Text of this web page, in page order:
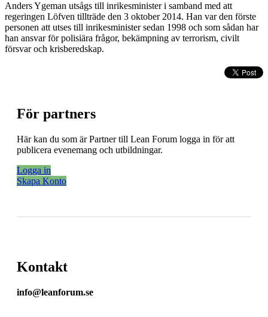
Anders Ygeman utsågs till inrikesminister i samband med att
regeringen Löfven tillträde den 3 oktober 2014. Han var den förste
personen att utses till inrikesminister sedan 1998 och som sådan har
han ansvar för polisiära frågor, bekämpning av terrorism, civilt
försvar och krisberedskap.
För partners
Här kan du som är Partner till Lean Forum logga in för att
publicera evenemang och utbildningar.
Logga in
Skapa Konto
Kontakt
info@leanforum.se